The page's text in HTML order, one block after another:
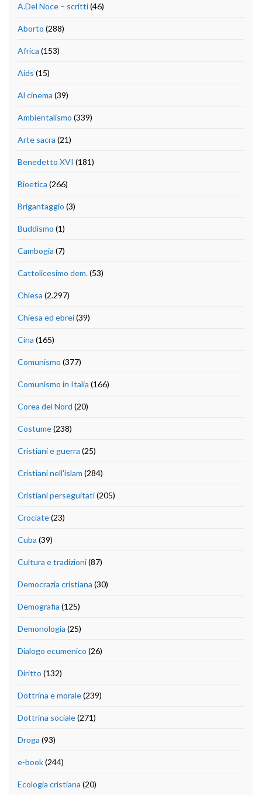
A.Del Noce – scritti(46)
Aborto (288)
Africa (153)
Aids (15)
Al cinema (39)
Ambientalismo (339)
Arte sacra (21)
Benedetto XVI (181)
Bioetica (266)
Brigantaggio (3)
Buddismo (1)
Cambogia (7)
Cattolicesimo dem.(53)
Chiesa (2.297)
Chiesa ed ebrei(39)
Cina (165)
Comunismo (377)
Comunismo in Italia (166)
Corea del Nord (20)
Costume(238)
Cristiani e guerra (25)
Cristiani nell'islam (284)
Cristiani perseguitati(205)
Crociate(23)
Cuba (39)
Cultura e tradizioni(87)
Democrazia cristiana (30)
Demografia (125)
Demonologia (25)
Dialogo ecumenico (26)
Diritto (132)
Dottrina e morale(239)
Dottrina sociale(271)
Droga (93)
e-book(244)
Ecologia cristiana (20)